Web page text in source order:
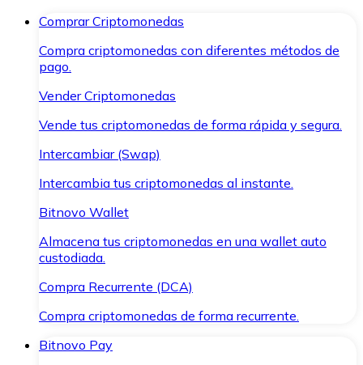
Comprar Criptomonedas
Compra criptomonedas con diferentes métodos de
pago.
Vender Criptomonedas
Vende tus criptomonedas de forma rápida y segura.
Intercambiar (Swap)
Intercambia tus criptomonedas al instante.
Bitnovo Wallet
Almacena tus criptomonedas en una wallet auto
custodiada.
Compra Recurrente (DCA)
Compra criptomonedas de forma recurrente.
Bitnovo Pay